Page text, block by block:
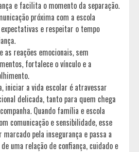
e facilita o momento da separação.
próxima com a escola
e respeitar o tempo
as reações emocionais, sem
fortalece o vínculo e a
iniciar a vida escolar é atravessar
delicada, tanto para quem chega
Quando família e escola
comunicação e sensibilidade, esse
marcado pela insegurança e passa a
uma relação de confiança, cuidado e